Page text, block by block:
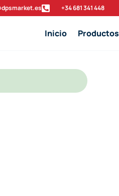
 ‭+34 681 341 448‬
Inicio Productos